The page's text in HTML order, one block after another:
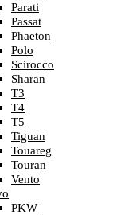
Parati
Passat
Phaeton
Polo
Scirocco
Sharan
T3
T4
T5
Tiguan
Touareg
Touran
Vento
PKW